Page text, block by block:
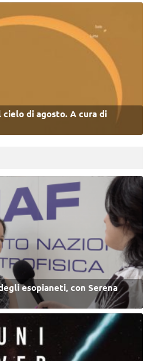
cielo di agosto. A cura di
esopianeti, con Serena